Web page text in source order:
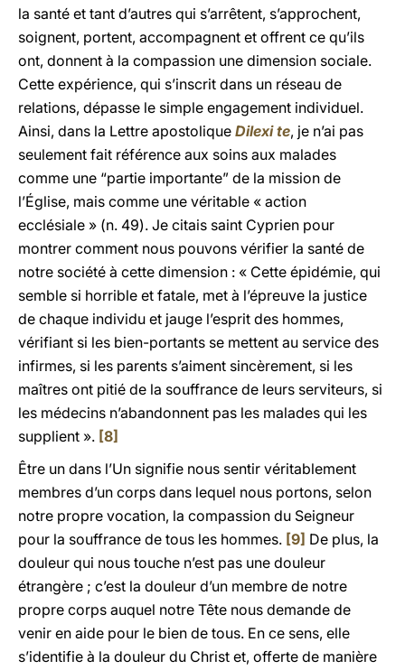
la santé et tant d’autres qui s’arrêtent, s’approchent,
soignent, portent, accompagnent et offrent ce qu’ils
ont, donnent à la compassion une dimension sociale.
Cette expérience, qui s’inscrit dans un réseau de
relations, dépasse le simple engagement individuel.
Ainsi, dans la Lettre apostolique Dilexi te, je n’ai pas
seulement fait référence aux soins aux malades
comme une “partie importante” de la mission de
l’Église, mais comme une véritable « action
ecclésiale » (n. 49). Je citais saint Cyprien pour
montrer comment nous pouvons vérifier la santé de
notre société à cette dimension : « Cette épidémie, qui
semble si horrible et fatale, met à l’épreuve la justice
de chaque individu et jauge l’esprit des hommes,
vérifiant si les bien-portants se mettent au service des
infirmes, si les parents s’aiment sincèrement, si les
maîtres ont pitié de la souffrance de leurs serviteurs, si
les médecins n’abandonnent pas les malades qui les
supplient ». [8]
Être un dans l’Un signifie nous sentir véritablement
membres d’un corps dans lequel nous portons, selon
notre propre vocation, la compassion du Seigneur
pour la souffrance de tous les hommes. [9] De plus, la
douleur qui nous touche n’est pas une douleur
étrangère ; c’est la douleur d’un membre de notre
propre corps auquel notre Tête nous demande de
venir en aide pour le bien de tous. En ce sens, elle
s’identifie à la douleur du Christ et, offerte de manière